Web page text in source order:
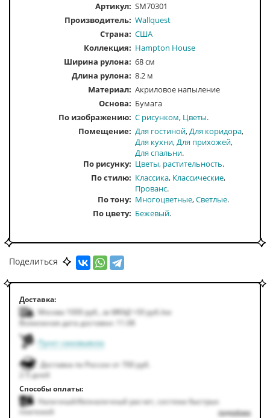
Артикул: SM70301
Производитель: Wallquest
Страна: США
Коллекция: Hampton House
Ширина рулона: 68 см
Длина рулона: 8.2 м
Материал: Акриловое напыление
Основа: Бумага
По изображению С рисунком Цветы
Помещение Для гостиной Для коридора
Для кухни Для прихожей
Для спальни
По рисунку
Цветы, растительность
По стилю
Классика Классические
Прованс
По тону
Многоцветные Светлые
По цвету
Бежевый
Поделиться
Доставка:
Москва 1000руб. за МКАД +50руб. /км
Возможная дата доставки: 11.08
Пункт самовывоза
Доставка по России от 700 руб.
2-5 дней
Способы оплаты:
Наличный/безналичный расчет, система быстрых
платежей
подробнее